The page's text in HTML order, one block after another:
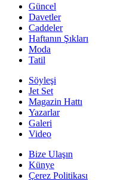
Güncel
Davetler
Caddeler
Haftanın Şıkları
Moda
Tatil
Söyleşi
Jet Set
Magazin Hattı
Yazarlar
Galeri
Video
Bize Ulaşın
Künye
Çerez Politikası